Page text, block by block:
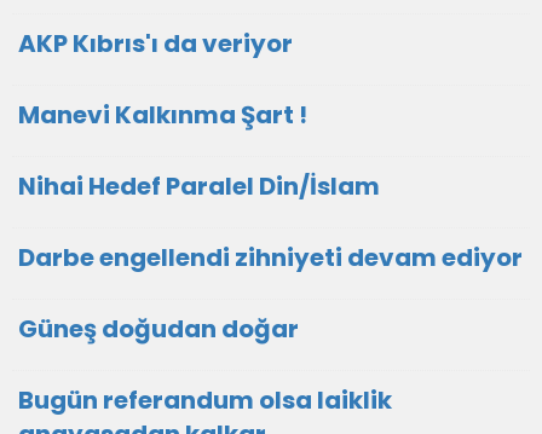
AKP Kıbrıs'ı da veriyor
Manevi Kalkınma Şart !
Nihai Hedef Paralel Din/İslam
Darbe engellendi zihniyeti devam ediyor
Güneş doğudan doğar
Bugün referandum olsa laiklik